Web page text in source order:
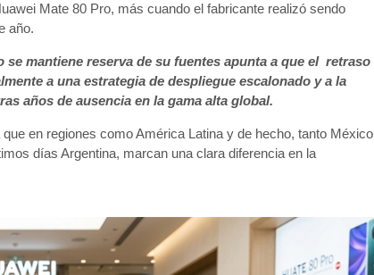
Mate 80 Pro, más cuando el fabricante realizó sendo
año.
mantiene reserva de su fuentes apunta a que el retraso
a una estrategia de despliegue escalonado y a la
años de ausencia en la gama alta global.
en regiones como América Latina y de hecho, tanto México
días Argentina, marcan una clara diferencia en la